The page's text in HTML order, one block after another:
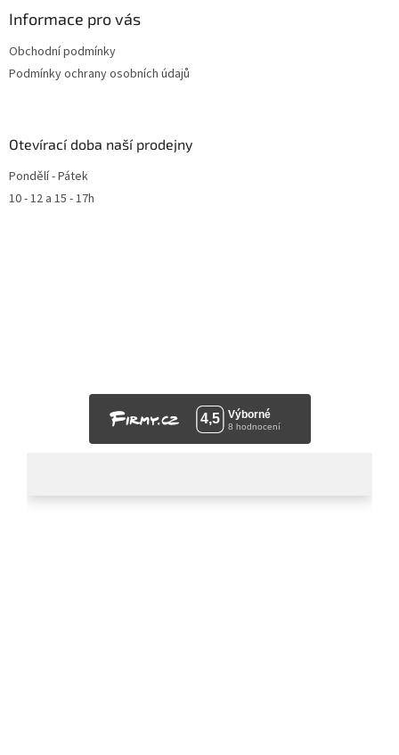
Informace pro vás
Obchodní podmínky
Podmínky ochrany osobních údajů
Otevírací doba naší prodejny
Pondělí - Pátek
10 - 12 a 15 - 17h